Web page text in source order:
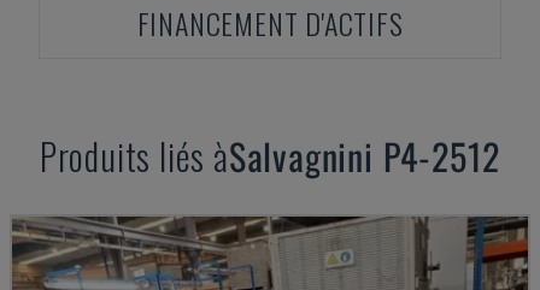
FINANCEMENT D'ACTIFS
Produits liés àSalvagnini P4-2512